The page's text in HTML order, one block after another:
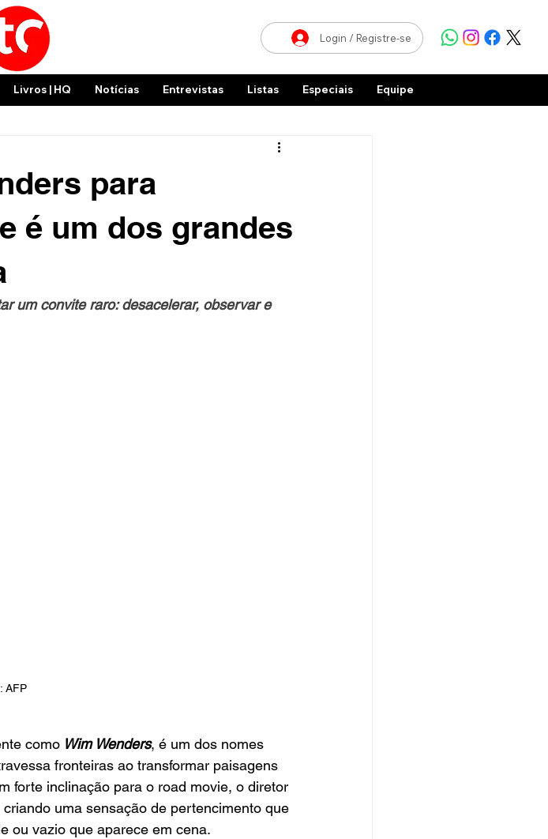
Login / Registre-se
Livros | HQ Notícias Entrevistas Listas Especiais Equipe
para
é um dos grandes
um convite raro: desacelerar, observar e
AFP
como Wim Wenders, é um dos nomes
fronteiras ao transformar paisagens
forte inclinação para o road movie, o diretor
uma sensação de pertencimento que
ou vazio que aparece em cena.